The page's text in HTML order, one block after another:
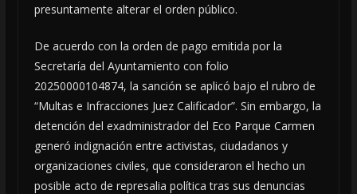
presuntamente alterar el orden público.
De acuerdo con la orden de pago emitida por la
Secretaría del Ayuntamiento con folio
20250000104874, la sanción se aplicó bajo el rubro de
“Multas e Infracciones Juez Calificador”. Sin embargo, la
detención del exadministrador del Eco Parque Carmen
generó indignación entre activistas, ciudadanos y
organizaciones civiles, que consideraron el hecho un
posible acto de represalia política tras sus denuncias